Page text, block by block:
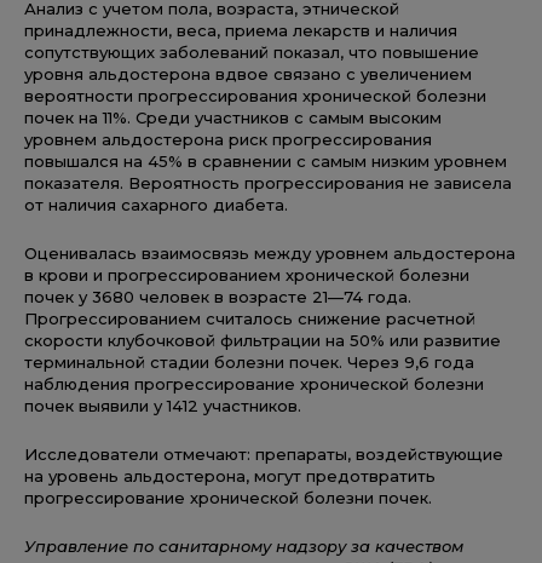
Анализ с учетом пола, возраста, этнической
принадлежности, веса, приема лекарств и наличия
сопутствующих заболеваний показал, что повышение
уровня альдостерона вдвое связано с увеличением
вероятности прогрессирования хронической болезни
почек на 11%. Среди участников с самым высоким
уровнем альдостерона риск прогрессирования
повышался на 45% в сравнении с самым низким уровнем
показателя. Вероятность прогрессирования не зависела
от наличия сахарного диабета.
Оценивалась взаимосвязь между уровнем альдостерона
в крови и прогрессированием хронической болезни
почек у 3680 человек в возрасте 21—74 года.
Прогрессированием считалось снижение расчетной
скорости клубочковой фильтрации на 50% или развитие
терминальной стадии болезни почек. Через 9,6 года
наблюдения прогрессирование хронической болезни
почек выявили у 1412 участников.
Исследователи отмечают: препараты, воздействующие
на уровень альдостерона, могут предотвратить
прогрессирование хронической болезни почек.
Управление по санитарному надзору за качеством